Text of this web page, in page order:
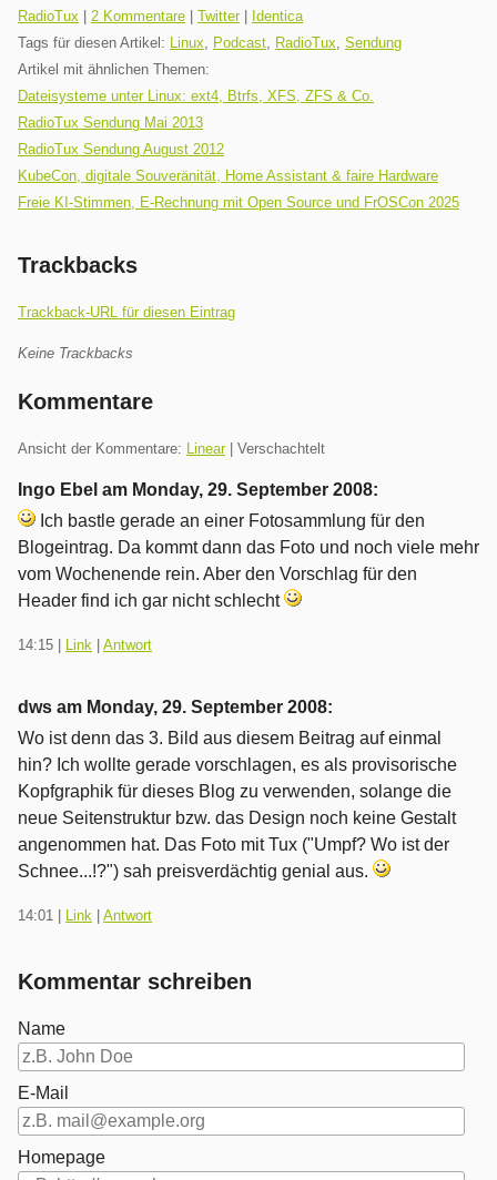
Kategorien:
RadioTux | 2 Kommentare | Twitter| Identica
Tags für diesen Artikel: Linux Podcast RadioTux Sendung
Artikel mit ähnlichen Themen:
Dateisysteme unter Linux: ext4, Btrfs, XFS, ZFS & Co.
RadioTux Sendung Mai 2013
RadioTux Sendung August 2012
KubeCon, digitale Souveränität, Home Assistant & faire Hardware
Freie KI-Stimmen, E-Rechnung mit Open Source und FrOSCon 2025
Trackbacks
Trackback-URL für diesen Eintrag
Keine Trackbacks
Kommentare
Ansicht der Kommentare: Linear| Verschachtelt
Ingo Ebel am Monday, 29. September 2008:
Ich bastle gerade an einer Fotosammlung für den
Blogeintrag. Da kommt dann das Foto und noch viele mehr
vom Wochenende rein. Aber den Vorschlag für den
Header find ich gar nicht schlecht
14:15 | Link | Antwort
dws am Monday, 29. September 2008:
Wo ist denn das 3. Bild aus diesem Beitrag auf einmal
hin? Ich wollte gerade vorschlagen, es als provisorische
Kopfgraphik für dieses Blog zu verwenden, solange die
neue Seitenstruktur bzw. das Design noch keine Gestalt
angenommen hat. Das Foto mit Tux ("Umpf? Wo ist der
Schnee...!?") sah preisverdächtig genial aus.
14:01 | Link | Antwort
Kommentar schreiben
Name
E-Mail
Homepage